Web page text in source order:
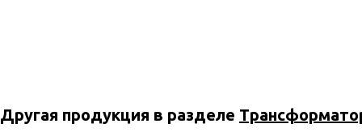
Другая продукция в разделе